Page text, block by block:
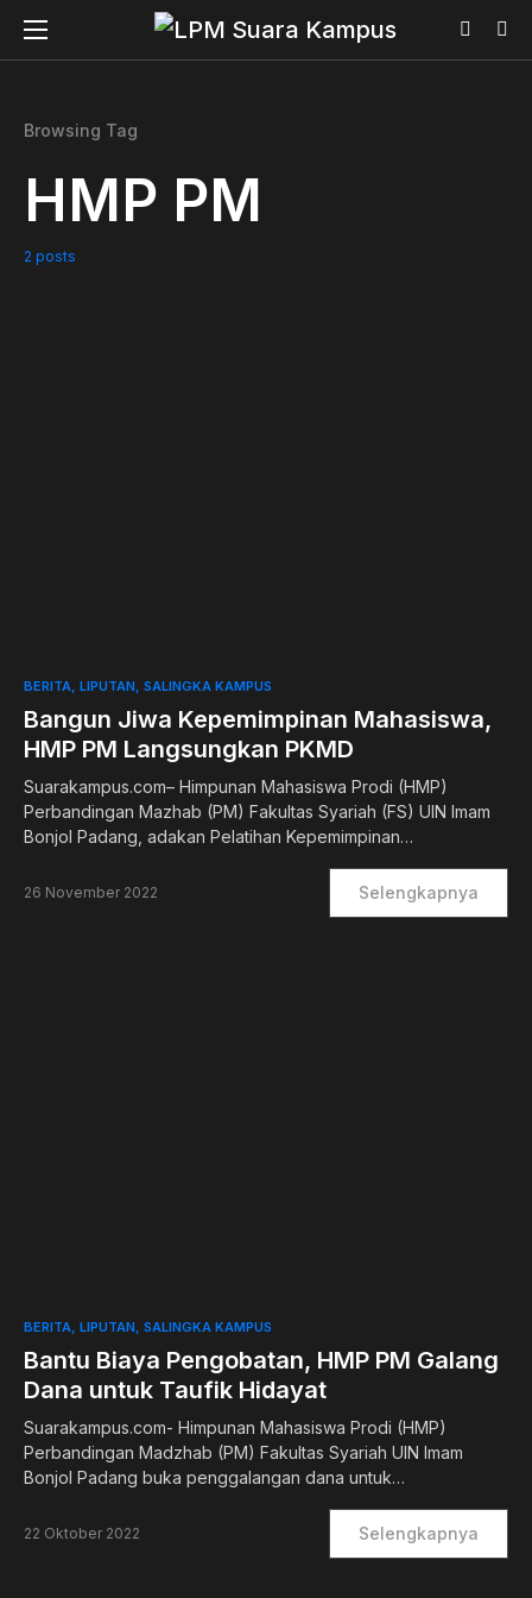
Browsing Tag
HMP PM
2 posts
0
BERITA LIPUTAN SALINGKA KAMPUS
Bangun Jiwa Kepemimpinan Mahasiswa,
HMP PM Langsungkan PKMD
Suarakampus.com– Himpunan Mahasiswa Prodi (HMP)
Perbandingan Mazhab (PM) Fakultas Syariah (FS) UIN Imam
Bonjol Padang, adakan Pelatihan Kepemimpinan…
26 November 2022 Selengkapnya
0
BERITA LIPUTAN SALINGKA KAMPUS
Bantu Biaya Pengobatan, HMP PM Galang
Dana untuk Taufik Hidayat
Suarakampus.com- Himpunan Mahasiswa Prodi (HMP)
Perbandingan Madzhab (PM) Fakultas Syariah UIN Imam
Bonjol Padang buka penggalangan dana untuk…
22 Oktober 2022 Selengkapnya